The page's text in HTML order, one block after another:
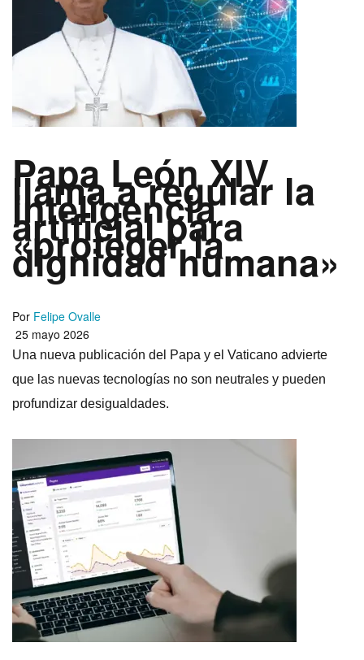
Papa León XIV
llama a regular la
inteligencia
artificial para
«proteger la
dignidad humana»
Por Felipe Ovalle
25 mayo 2026
Una nueva publicación del Papa y el Vaticano advierte
que las nuevas tecnologías no son neutrales y pueden
profundizar desigualdades.